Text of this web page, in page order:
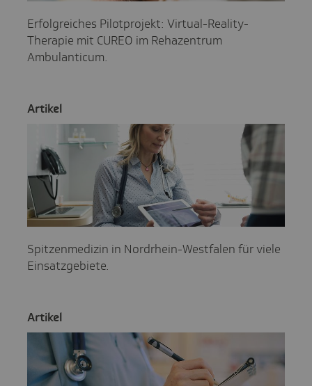
Erfolgreiches Pilotprojekt: Virtual-Reality-
Therapie mit CUREO im Rehazentrum
Ambulanticum.
Artikel
Spitzenmedizin in Nordrhein-Westfalen für viele
Einsatzgebiete.
Artikel